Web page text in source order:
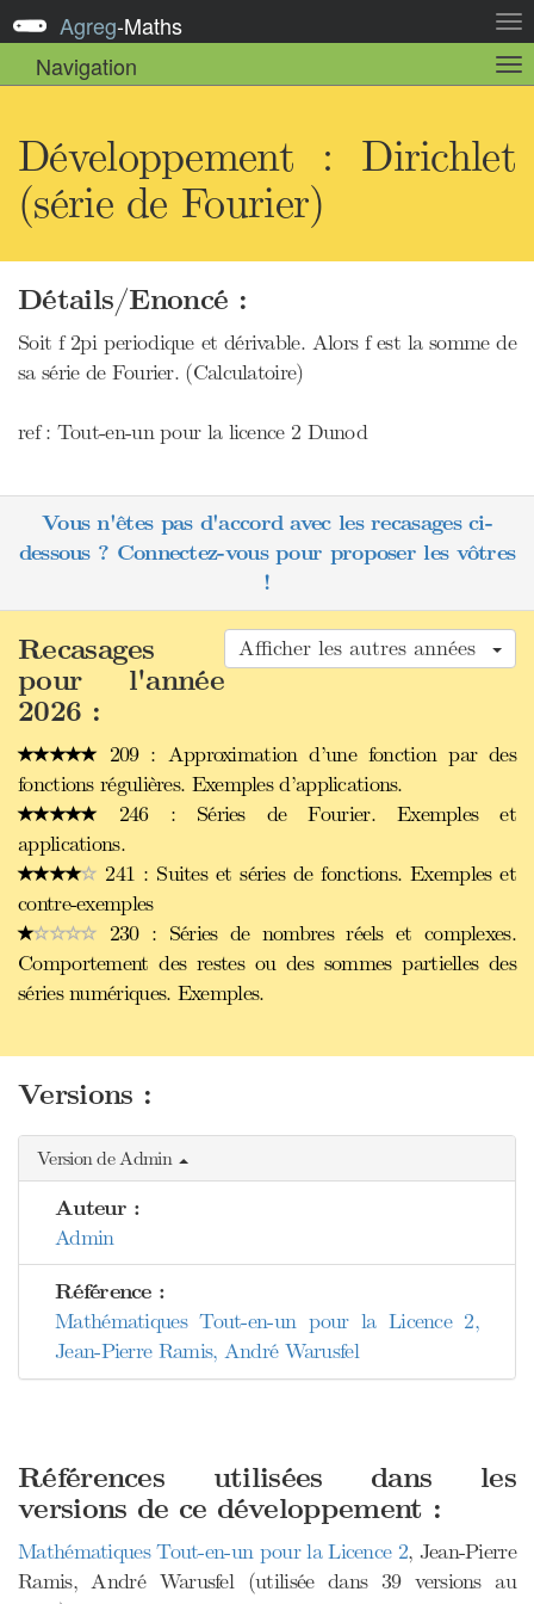
la
Agreg-Maths
Navigation
la
Développement : Dirichlet
(série de Fourier)
Détails/Enoncé :
Soit f 2pi periodique et dérivable. Alors f est la somme de
sa série de Fourier. (Calculatoire)
ref : Tout-en-un pour la licence 2 Dunod
Vous n'êtes pas d'accord avec les recasages ci-
dessous ? Connectez-vous pour proposer les vôtres
!
Afficher les autres années
Recasages
pour l'année
2026 :
209 : Approximation d’une fonction par des
fonctions régulières. Exemples d’applications.
246 : Séries de Fourier. Exemples et
applications.
241 : Suites et séries de fonctions. Exemples et
contre-exemples
230 : Séries de nombres réels et complexes.
Comportement des restes ou des sommes partielles des
séries numériques. Exemples.
Versions :
Version de Admin
Auteur :
Admin
Référence :
Mathématiques Tout-en-un pour la Licence 2,
Jean-Pierre Ramis, André Warusfel
Références utilisées dans les
versions de ce développement :
Mathématiques Tout-en-un pour la Licence 2, Jean-Pierre
Ramis, André Warusfel (utilisée dans 39 versions au